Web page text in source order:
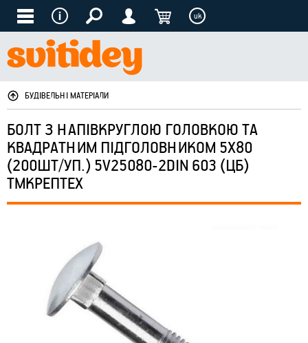
uk
БУДІВЕЛЬНІ МАТЕРІАЛИ
БОЛТ З НАПІВКРУГЛОЮ ГОЛОВКОЮ ТА
КВАДРАТНИМ ПІДГОЛОВНИКОМ 5Х80
(200ШТ/УП.) 5V25080-2DIN 603 (ЦБ)
ТМКРЕПТЕХ